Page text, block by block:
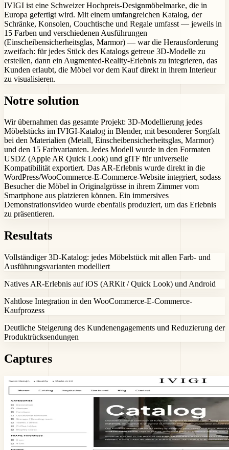
IVIGI ist eine Schweizer Hochpreis-Designmöbelmarke, die in
Europa gefertigt wird. Mit einem umfangreichen Katalog, der
Schränke, Konsolen, Couchtische und Regale umfasst — jeweils in
15 Farben und verschiedenen Ausführungen
(Einscheibensicherheitsglas, Marmor) — war die Herausforderung
zweifach: für jedes Stück des Katalogs getreue 3D-Modelle zu
erstellen, dann ein Augmented-Reality-Erlebnis zu integrieren, das
Kunden erlaubt, die Möbel vor dem Kauf direkt in ihrem Interieur
zu visualisieren.
Notre solution
Wir übernahmen das gesamte Projekt: 3D-Modellierung jedes
Möbelstücks im IVIGI-Katalog in Blender, mit besonderer Sorgfalt
bei den Materialien (Metall, Einscheibensicherheitsglas, Marmor)
und den 15 Farbvarianten. Jedes Modell wurde in den Formaten
USDZ (Apple AR Quick Look) und glTF für universelle
Kompatibilität exportiert. Das AR-Erlebnis wurde direkt in die
WordPress/WooCommerce-E-Commerce-Website integriert, sodass
Besucher die Möbel in Originalgrösse in ihrem Zimmer vom
Smartphone aus platzieren können. Ein immersives
Demonstrationsvideo wurde ebenfalls produziert, um das Erlebnis
zu präsentieren.
Resultats
Vollständiger 3D-Katalog: jedes Möbelstück mit allen Farb- und
Ausführungsvarianten modelliert
Natives AR-Erlebnis auf iOS (ARKit / Quick Look) und Android
Nahtlose Integration in den WooCommerce-E-Commerce-
Kaufprozess
Deutliche Steigerung des Kundenengagements und Reduzierung der
Produktrücksendungen
Captures